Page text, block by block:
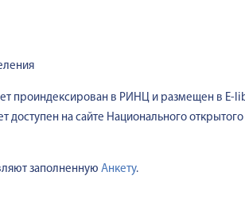
проиндексирован в РИНЦ и размещен в E-
на сайте Национального открытого
заполненную Анкету.